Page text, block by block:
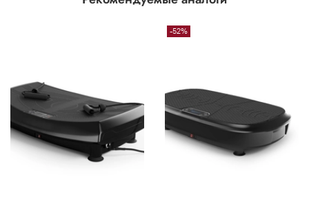
-52%